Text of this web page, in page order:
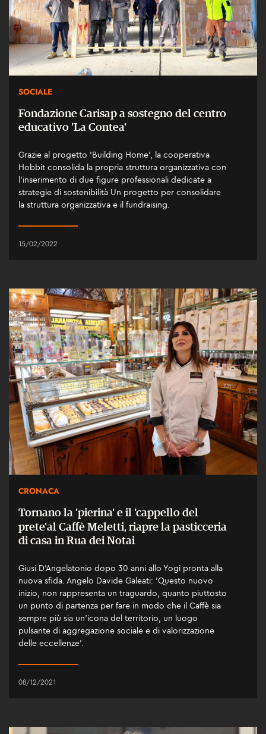
SOCIALE
Fondazione Carisap a sostegno del centro
educativo 'La Contea'
Grazie al progetto 'Building Home', la cooperativa
Hobbit consolida la propria struttura organizzativa con
l’inserimento di due figure professionali dedicate a
strategie di sostenibilità Un progetto per consolidare
la struttura organizzativa e il fundraising.
15/02/2022
CRONACA
Tornano la 'pierina' e il 'cappello del
prete'al Caffè Meletti, riapre la pasticceria
di casa in Rua dei Notai
Giusi D'Angelatonio dopo 30 anni allo Yogi pronta alla
nuova sfida. Angelo Davide Galeati: 'Questo nuovo
inizio, non rappresenta un traguardo, quanto piuttosto
un punto di partenza per fare in modo che il Caffè sia
sempre più sia un’icona del territorio, un luogo
pulsante di aggregazione sociale e di valorizzazione
delle eccellenze'.
08/12/2021